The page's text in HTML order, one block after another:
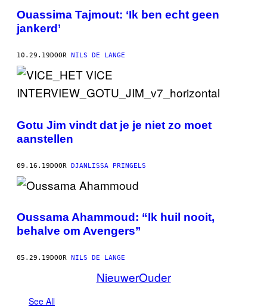
Ouassima Tajmout: ‘Ik ben echt geen
jankerd’
10.29.19DOOR NILS DE LANGE
Gotu Jim vindt dat je je niet zo moet
aanstellen
09.16.19DOOR DJANLISSA PRINGELS
Oussama Ahammoud: “Ik huil nooit,
behalve om Avengers”
05.29.19DOOR NILS DE LANGE
NieuwerOuder
See All